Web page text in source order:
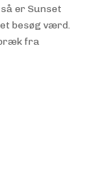
er Sunset
besøg værd.
fra